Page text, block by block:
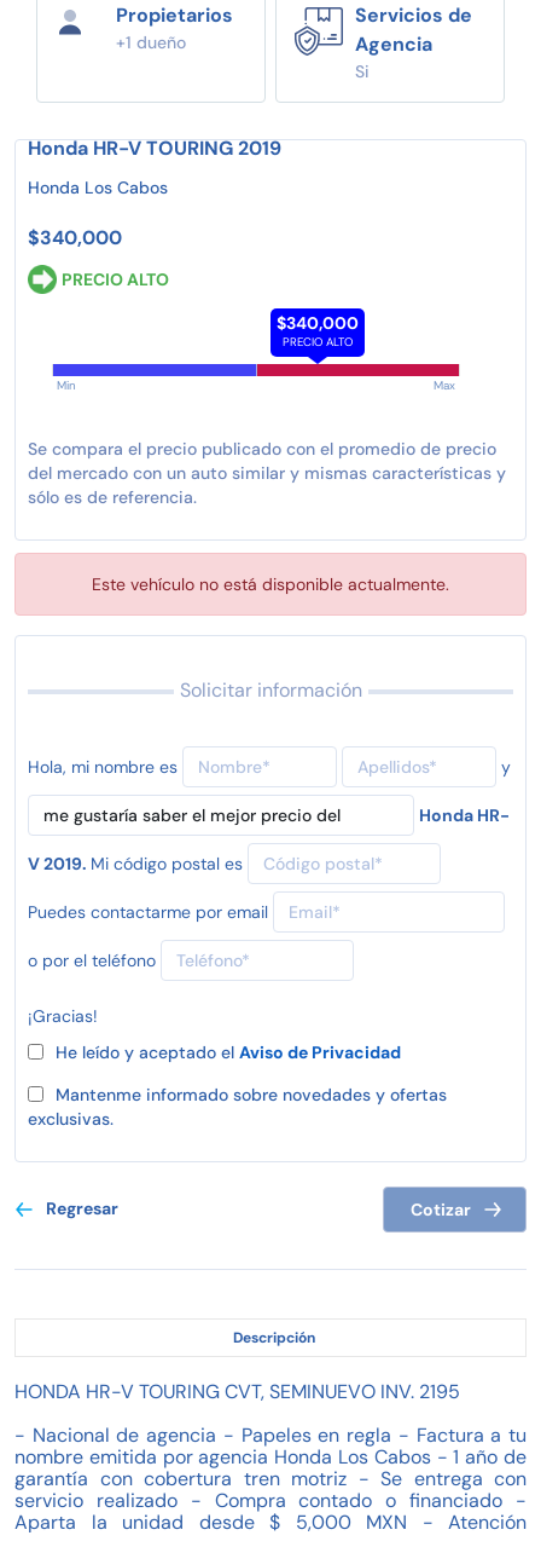
Propietarios
+1 dueño
Servicios de
Agencia
Si
Honda HR-V TOURING 2019
Honda Los Cabos
$340,000
PRECIO ALTO
$340,000
PRECIO ALTO
Min Max
Se compara el precio publicado con el promedio de precio
del mercado con un auto similar y mismas características y
sólo es de referencia.
Este vehículo no está disponible actualmente.
Solicitar información
Hola, mi nombre es y
Honda HR-
V 2019. Mi código postal es
Puedes contactarme por email
o por el teléfono
¡Gracias!
He leído y aceptado el Aviso de Privacidad
Mantenme informado sobre novedades y ofertas
exclusivas.
Regresar Cotizar
Descripción
HONDA HR-V TOURING CVT, SEMINUEVO INV. 2195
- Nacional de agencia - Papeles en regla - Factura a tu
nombre emitida por agencia Honda Los Cabos - 1 año de
garantía con cobertura tren motriz - Se entrega con
servicio realizado - Compra contado o financiado -
Aparta la unidad desde $ 5,000 MXN - Atención